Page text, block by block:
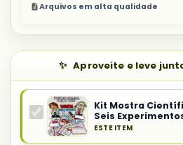
Arquivos em alta qualidade
Aproveite e leve
Produto
Kit Mostra
Seis
ESTE ITEM